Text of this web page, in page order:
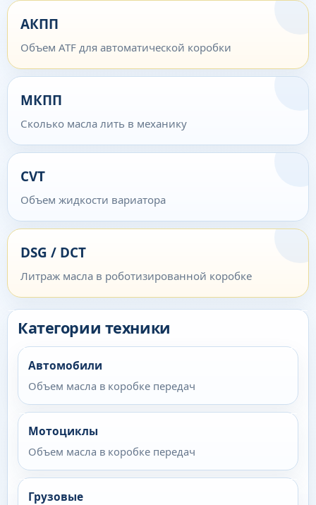
АКПП
Объем ATF для автоматической коробки
МКПП
Сколько масла лить в механику
CVT
Объем жидкости вариатора
DSG / DCT
Литраж масла в роботизированной коробке
Категории техники
Автомобили
Объем масла в коробке передач
Мотоциклы
Объем масла в коробке передач
Грузовые